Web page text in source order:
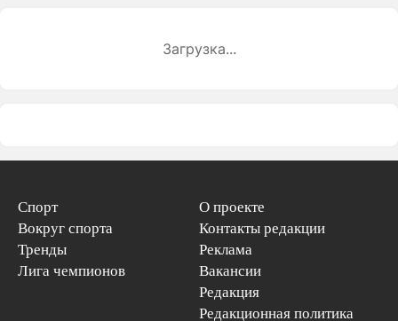
Загрузка...
Спорт
Вокруг спорта
Тренды
Лига чемпионов
О проекте
Контакты редакции
Реклама
Вакансии
Редакция
Редакционная политика